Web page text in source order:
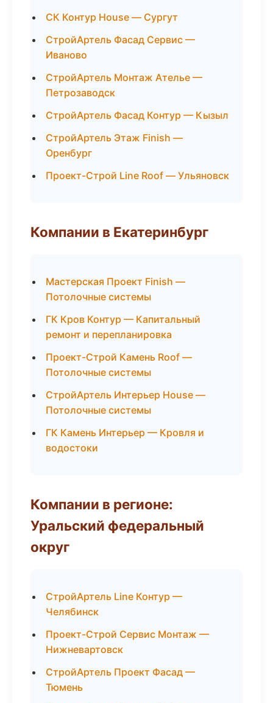
СК Контур House — Сургут
СтройАртель Фасад Сервис —
Иваново
СтройАртель Монтаж Ателье —
Петрозаводск
СтройАртель Фасад Контур — Кызыл
СтройАртель Этаж Finish —
Оренбург
Проект-Строй Line Roof — Ульяновск
Компании в Екатеринбург
Мастерская Проект Finish —
Потолочные системы
ГК Кров Контур — Капитальный
ремонт и перепланировка
Проект-Строй Камень Roof —
Потолочные системы
СтройАртель Интерьер House —
Потолочные системы
ГК Камень Интерьер — Кровля и
водостоки
Компании в регионе:
Уральский федеральный
округ
СтройАртель Line Контур —
Челябинск
Проект-Строй Сервис Монтаж —
Нижневартовск
СтройАртель Проект Фасад —
Тюмень